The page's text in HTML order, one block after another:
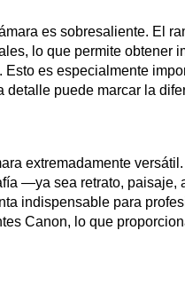
es sobresaliente. El
lo que permite obtener
es especialmente
detalle puede marcar la
extremadamente
—ya sea retrato, paisaje,
indispensable para
Canon, lo que